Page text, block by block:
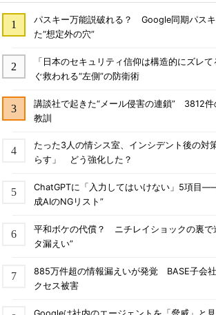
パスキー万能説破れる？ Google同期パス
た“想定外の穴”
「日本のセキュリティ信仰は構造的にズレ
ぐ救われる“左側”の防衛術
講談社で起きた“メール侵害の連鎖” 3812件
教訓
たった3人の情シス室、インシデント後の対
らす」 どう強化した？
ChatGPTに「入力してはいけない」5項目
成AIのNGリスト”
平和ボケの代償？ ニチレイショックの裏で
タ漏えい”
885万件超の情報漏えいが発覚 BASE子会
クセス被害